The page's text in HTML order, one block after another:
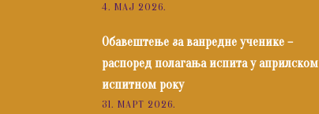
4. МАЈ 2026.
Обавештење за ванредне ученике –
распоред полагања испита у априлском
испитном року
31. МАРТ 2026.